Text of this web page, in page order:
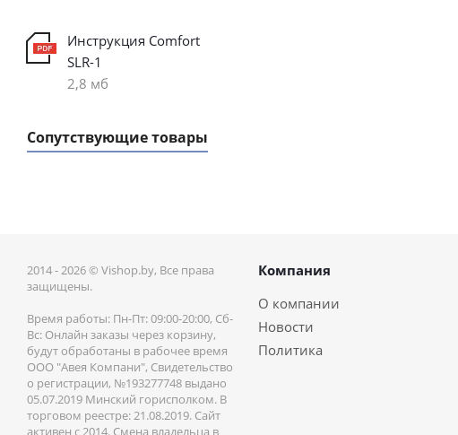
Инструкция Comfort
SLR-1
2,8 мб
Сопутствующие товары
2014 - 2026 © Vishop.by, Все права
защищены.
Время работы: Пн-Пт: 09:00-20:00, Сб-
Вс: Онлайн заказы через корзину,
будут обработаны в рабочее время
ООО "Авея Компани", Свидетельство
о регистрации, №193277748 выдано
05.07.2019 Минский горисполком. В
торговом реестре: 21.08.2019. Сайт
активен с 2014. Смена владельца в
Компания
О компании
Новости
Политика